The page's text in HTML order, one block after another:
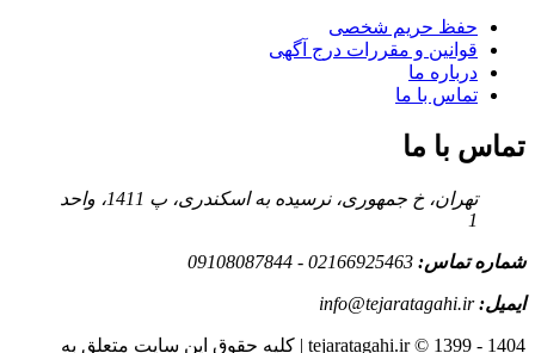
حفظ حریم شخصی
قوانین و مقررات درج آگهی
درباره ما
تماس با ما
تماس با ما
تهران، خ جمهوری، نرسیده به اسکندری، پ 1411، واحد
1
شماره تماس: 02166925463 - 09108087844
ایمیل:info@tejaratagahi.ir
tejaratagahi.ir © 1399 - 1404 | کلیه حقوق این سایت متعلق به